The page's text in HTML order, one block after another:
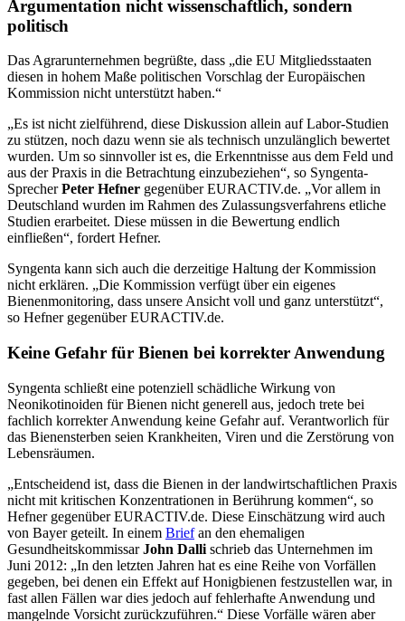
Argumentation nicht wissenschaftlich, sondern
politisch
Das Agrarunternehmen begrüßte, dass „die EU Mitgliedsstaaten
diesen in hohem Maße politischen Vorschlag der Europäischen
Kommission nicht unterstützt haben.“
„Es ist nicht zielführend, diese Diskussion allein auf Labor-Studien
zu stützen, noch dazu wenn sie als technisch unzulänglich bewertet
wurden. Um so sinnvoller ist es, die Erkenntnisse aus dem Feld und
aus der Praxis in die Betrachtung einzubeziehen“, so Syngenta-
SprecherPeter Hefner gegenüber EURACTIV.de. „Vor allem in
Deutschland wurden im Rahmen des Zulassungsverfahrens etliche
Studien erarbeitet. Diese müssen in die Bewertung endlich
einfließen“, fordert Hefner.
Syngenta kann sich auch die derzeitige Haltung der Kommission
nicht erklären. „Die Kommission verfügt über ein eigenes
Bienenmonitoring, dass unsere Ansicht voll und ganz unterstützt“,
so Hefner gegenüber EURACTIV.de.
Keine Gefahr für Bienen bei korrekter Anwendung
Syngenta schließt eine potenziell schädliche Wirkung von
Neonikotinoiden für Bienen nicht generell aus, jedoch trete bei
fachlich korrekter Anwendung keine Gefahr auf. Verantworlich für
das Bienensterben seien Krankheiten, Viren und die Zerstörung von
Lebensräumen.
„Entscheidend ist, dass die Bienen in der landwirtschaftlichen Praxis
nicht mit kritischen Konzentrationen in Berührung kommen“, so
Hefner gegenüber EURACTIV.de. Diese Einschätzung wird auch
von Bayer geteilt. In einem Briefan den ehemaligen
GesundheitskommissarJohn Dalli schrieb das Unternehmen im
Juni 2012: „In den letzten Jahren hat es eine Reihe von Vorfällen
gegeben, bei denen ein Effekt auf Honigbienen festzustellen war, in
fast allen Fällen war dies jedoch auf fehlerhafte Anwendung und
mangelnde Vorsicht zurückzuführen.“ Diese Vorfälle wären aber